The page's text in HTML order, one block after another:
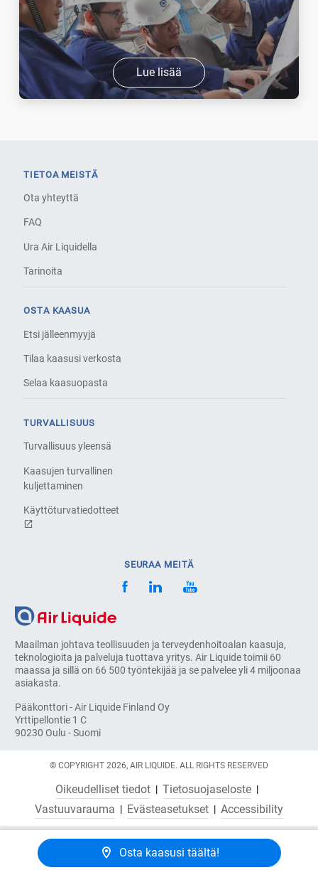
Osta kaasusi täältä!
Lue lisää
Maailman johtava teollisuuden ja terveydenhoitoalan kaasuja,
teknologioita ja palveluja tuottava yritys. Air Liquide toimii 60
maassa ja sillä on 66 500 työntekijää ja se palvelee yli 4 miljoonaa
asiakasta.
Pääkonttori - Air Liquide Finland Oy
Yrttipellontie 1 C
90230 Oulu - Suomi
TIETOA MEISTÄ
Ota yhteyttä
FAQ
Ura Air Liquidella
Tarinoita
OSTA KAASUA
Etsi jälleenmyyjä
Tilaa kaasusi verkosta
Selaa kaasuopasta
TURVALLISUUS
Turvallisuus yleensä
Kaasujen turvallinen
kuljettaminen
Käyttöturvatiedotteet
SEURAA MEITÄ
© COPYRIGHT 2026, AIR LIQUIDE. ALL RIGHTS RESERVED
Oikeudelliset tiedot
Tietosuojaseloste
Vastuuvarauma
Evästeasetukset Accessibility